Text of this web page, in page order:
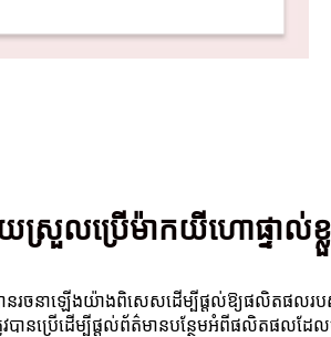
លប្រើម៉ាកយីហោផ្ទាល់ខ្លួន
ានរចនាឡើងយ៉ាងពិសេសដើម្បីផ្តល់ឱ្យផលិតផលរ
នប្រើដើម្បីផ្តល់ព័ត៌មានបន្ថែមអំពីផលិតផលដែ